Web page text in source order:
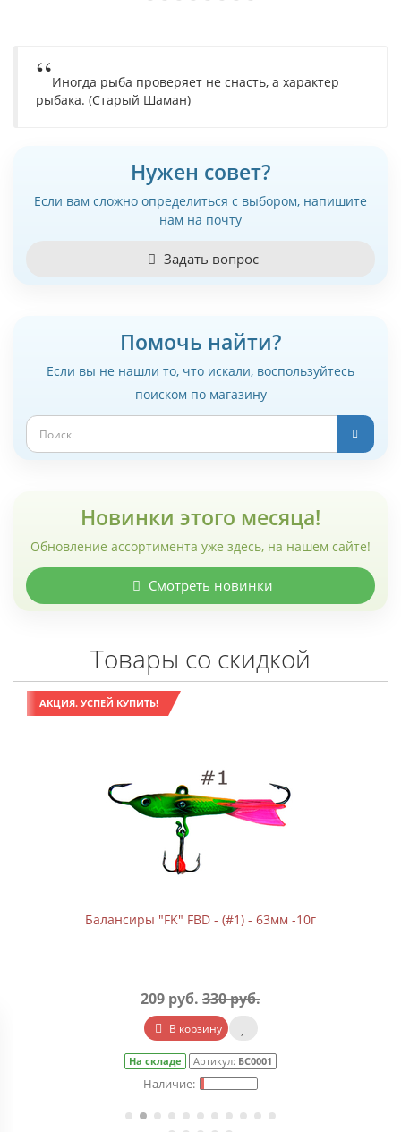
Иногда рыба проверяет не снасть, а характер
рыбака. (Старый Шаман)
Нужен совет?
Если вам сложно определиться с выбором, напишите
нам на почту
Задать вопрос
Помочь найти?
Если вы не нашли то, что искали, воспользуйтесь
поиском по магазину
Новинки этого месяца!
Обновление ассортимента уже здесь, на нашем сайте!
Смотреть новинки
Товары со скидкой
АКЦИЯ. УСПЕЙ КУПИТЬ!
Балансиры "FK" FBD - (#1) - 63мм -10г
209 руб. 330 руб.
В корзину
На складе Артикул: БС0001